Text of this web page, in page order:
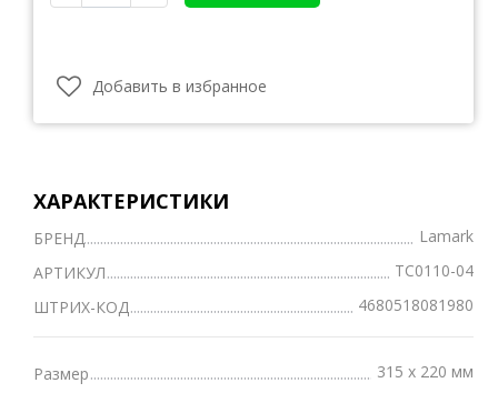
Добавить в избранное
ХАРАКТЕРИСТИКИ
БРЕНД
Lamark
АРТИКУЛ
TC0110-04
ШТРИХ-КОД
4680518081980
Размер
315 х 220 мм